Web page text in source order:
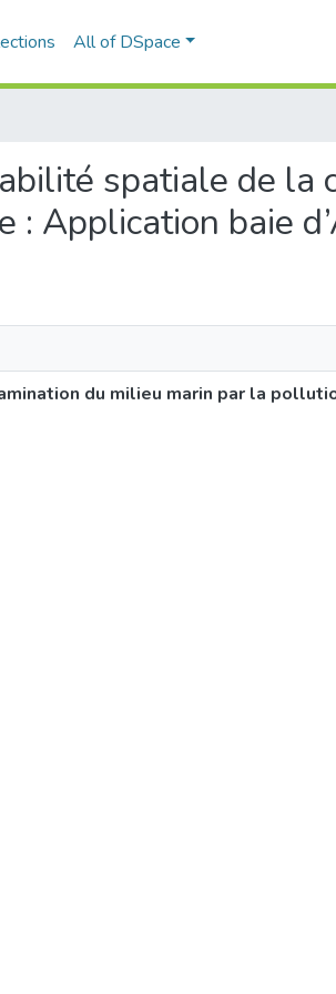
All of DSpace
spatiale de la
: Application baie
du milieu marin par la